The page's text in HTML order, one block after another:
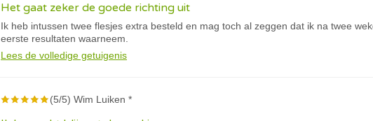
Het gaat zeker de goede richting uit
Ik heb intussen twee flesjes extra besteld en mag toch al zeggen dat ik na twee
eerste resultaten waarneem.
Lees de volledige getuigenis
(5/5) Wim Luiken *